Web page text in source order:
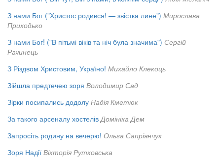
З нами Бог ("Христос родився! — звістка лине") Мирослава
Приходько
З нами Бог! ("В пітьмі віків та ніч була значима") Сергій
Рачинець
З Різдвом Христовим, Україно! Михайло Клекоць
Зійшла предтечею зоря Володимир Сад
Зірки посипались додолу Надія Кметюк
За такого арсеналу хостелів Домініка Дем
Запросіть родину на вечерю! Ольга Сапріянчук
Зоря Надії Вікторія Рутковська